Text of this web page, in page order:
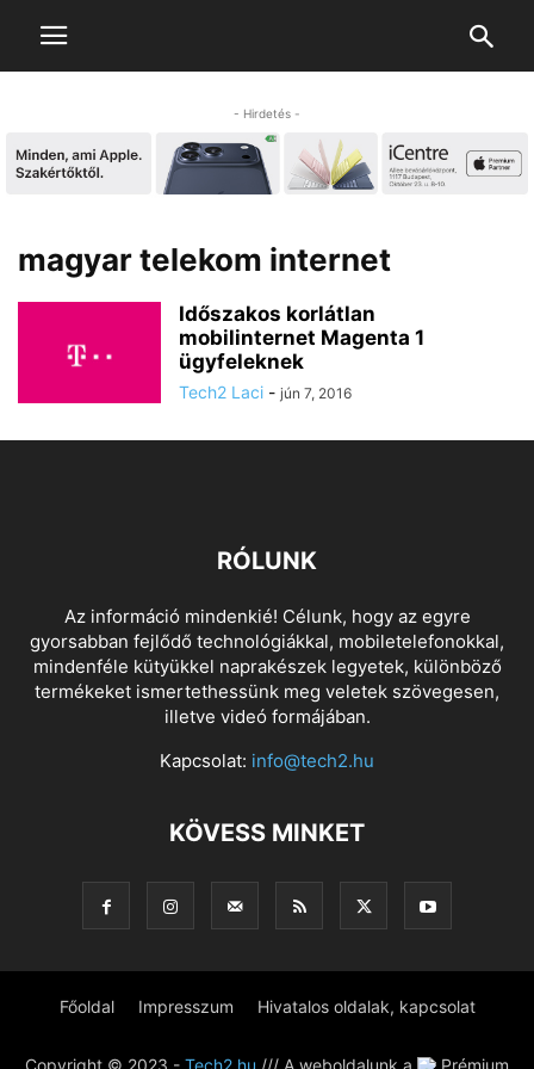
- Hirdetés -
magyar telekom internet
Időszakos korlátlan
mobilinternet Magenta 1
ügyfeleknek
Tech2 Laci - jún 7, 2016
RÓLUNK
Az információ mindenkié! Célunk, hogy az egyre
gyorsabban fejlődő technológiákkal, mobiletelefonokkal,
mindenféle kütyükkel naprakészek legyetek, különböző
termékeket ismertethessünk meg veletek szövegesen,
illetve videó formájában.
Kapcsolat: info@tech2.hu
KÖVESS MINKET
Főoldal Impresszum Hivatalos oldalak, kapcsolat